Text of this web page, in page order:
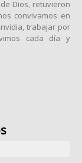
Dios, retuvieron
convivamos en
trabajar por
cada día y